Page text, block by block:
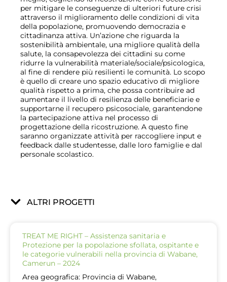
per mitigare le conseguenze di ulteriori future crisi
attraverso il miglioramento delle condizioni di vita
della popolazione, promuovendo democrazia e
cittadinanza attiva. Un’azione che riguarda la
sostenibilità ambientale, una migliore qualità della
salute, la consapevolezza dei cittadini su come
ridurre la vulnerabilità materiale/sociale/psicologica,
al fine di rendere più resilienti le comunità. Lo scopo
è quello di creare uno spazio educativo di migliore
qualità rispetto a prima, che possa contribuire ad
aumentare il livello di resilienza delle beneficiarie e
supportarne il recupero psicosociale, garantendone
la partecipazione attiva nel processo di
progettazione della ricostruzione. A questo fine
saranno organizzate attività per raccogliere input e
feedback dalle studentesse, dalle loro famiglie e dal
personale scolastico.
ALTRI PROGETTI
TREAT ME RIGHT – Assistenza sanitaria e
Protezione per la popolazione sfollata, ospitante e
le categorie vulnerabili nella provincia di Wabane,
Camerun – 2024
Area geografica: Provincia di Wabane,